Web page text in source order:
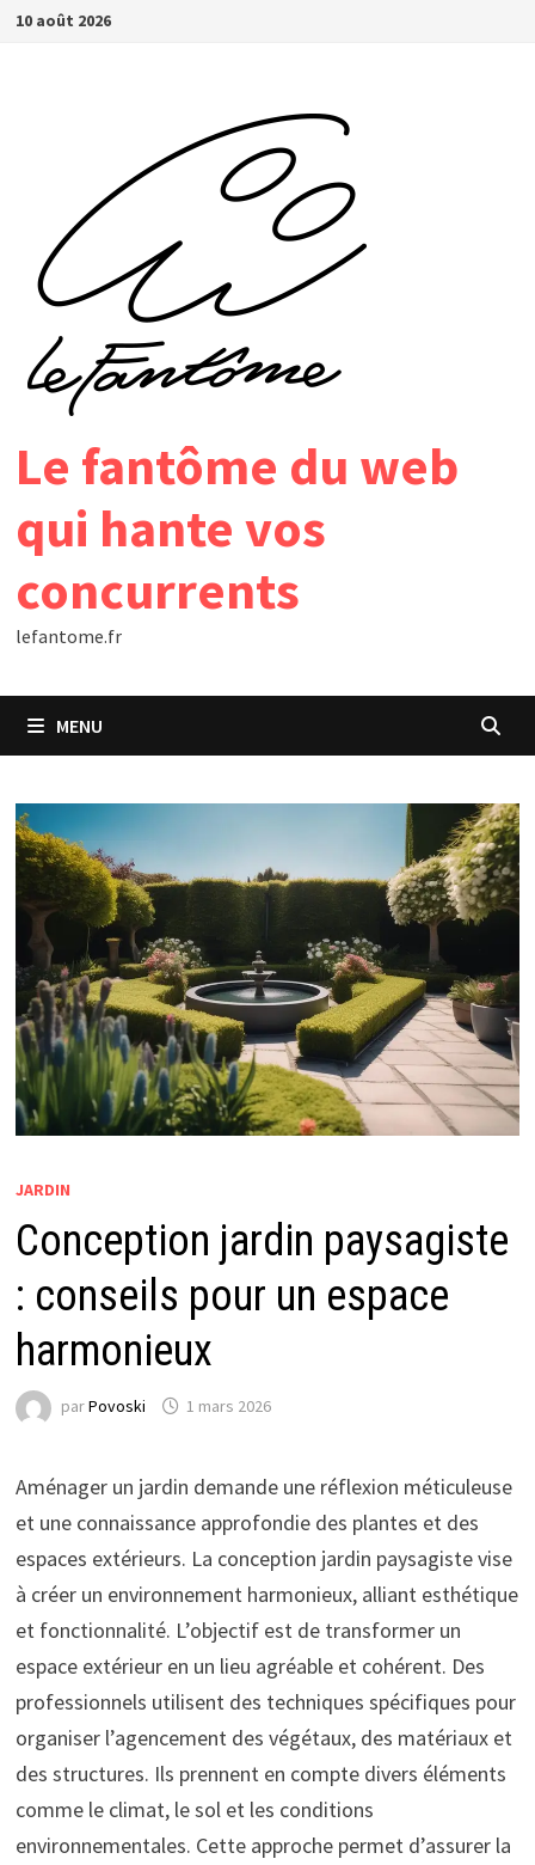
Passer
10 août 2026
Le fantôme du web
qui hante vos
concurrents
lefantome.fr
MENU
JARDIN
Conception jardin paysagiste
: conseils pour un espace
harmonieux
parPovoski 1 mars 2026
Aménager un jardin demande une réflexion méticuleuse
et une connaissance approfondie des plantes et des
espaces extérieurs. La conception jardin paysagiste vise
à créer un environnement harmonieux, alliant esthétique
et fonctionnalité. L’objectif est de transformer un
espace extérieur en un lieu agréable et cohérent. Des
professionnels utilisent des techniques spécifiques pour
organiser l’agencement des végétaux, des matériaux et
des structures. Ils prennent en compte divers éléments
comme le climat, le sol et les conditions
environnementales. Cette approche permet d’assurer la